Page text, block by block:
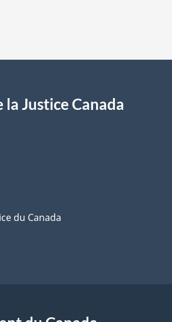
Justice Canada
du Canada